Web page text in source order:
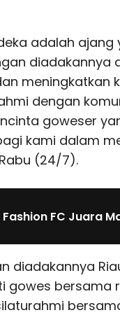
adalah
diadakannya
meningkatkan
dengan
goweser
kami dalam
(24/7).
FC Juara
diadakannya
gowes bersama